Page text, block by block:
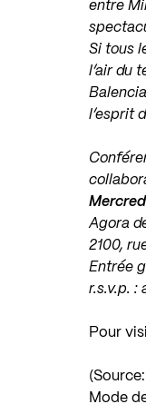
entre
Si tous
l’air du
l’esprit
Agora
2100,
Entrée
r.s.v.p. :
Pour
Mode